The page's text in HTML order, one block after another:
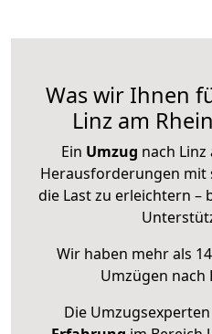
Was wir Ihnen
Linz am
Ein Umzug nach Linz
Herausforderungen mit
die Last zu erleichtern –
Wir haben mehr als
Umzügen nach
Die